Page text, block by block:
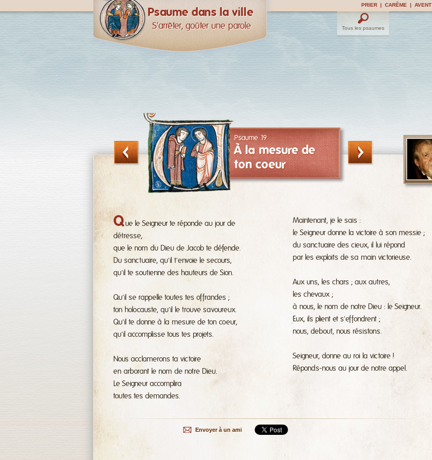
AVENT
|
CARÊME
|
PRIER
Psaume dans la ville
S'arrêter, goûter une parole Tous les psaumes
Psaume 19
À la mesure de
ton coeur
Que le Seigneur te réponde au jour de
détresse,
que le nom du Dieu de Jacob te défende.
Du sanctuaire, qu'il t'envoie le secours,
qu'il te soutienne des hauteurs de Sion.
Qu'il se rappelle toutes tes offrandes ;
ton holocauste, qu'il le trouve savoureux.
Qu'il te donne à la mesure de ton coeur,
qu'il accomplisse tous tes projets.
Nous acclamerons ta victoire
en arborant le nom de notre Dieu.
Le Seigneur accomplira
toutes tes demandes.
Maintenant, je le sais :
le Seigneur donne la victoire à son messie ;
du sanctuaire des cieux, il lui répond
par les exploits de sa main victorieuse.
Aux uns, les chars ; aux autres,
les chevaux ;
à nous, le nom de notre Dieu : le Seigneur.
Eux, ils plient et s'effondrent ;
nous, debout, nous résistons.
Seigneur, donne au roi la victoire !
Réponds-nous au jour de notre appel.
Envoyer à un ami